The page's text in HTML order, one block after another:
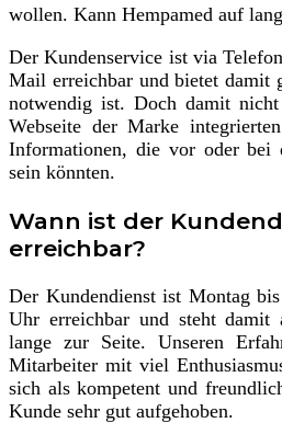
wollen. Kann Hempamed auf
Der Kundenservice ist via
Mail erreichbar und bietet damit
notwendig ist. Doch damit
Webseite der Marke
Informationen, die vor oder bei
sein könnten.
Wann ist der
erreichbar?
Der Kundendienst ist Montag
Uhr erreichbar und steht damit
lange zur Seite. Unseren
Mitarbeiter mit viel
sich als kompetent und
Kunde sehr gut aufgehoben.